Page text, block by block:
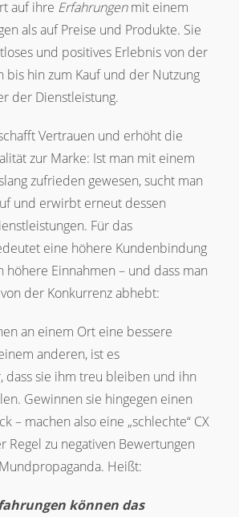
auf ihre Erfahrungenmit einem
als auf Preise und Produkte. Sie
und positives Erlebnis von der
bis hin zum Kauf und der Nutzung
der Dienstleistung.
Vertrauen und erhöht die
zur Marke: Ist man mit einem
zufrieden gewesen, sucht man
und erwirbt erneut dessen
Für das
eine höhere Kundenbindung
höhere Einnahmen – und dass man
der Konkurrenz abhebt:
an einem Ort eine bessere
anderen, ist es
dass sie ihm treu bleiben und ihn
Gewinnen sie hingegen einen
– machen also eine „schlechte“ CX
Regel zu negativen Bewertungen
Heißt:
können das